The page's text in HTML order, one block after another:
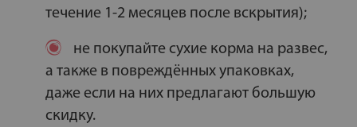
течение 1-2 месяцев после вскрытия);
не покупайте сухие корма на развес,
а также в повреждённых упаковках,
даже если на них предлагают большую
скидку.